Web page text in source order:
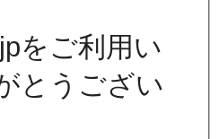
をご利用い
とうござい